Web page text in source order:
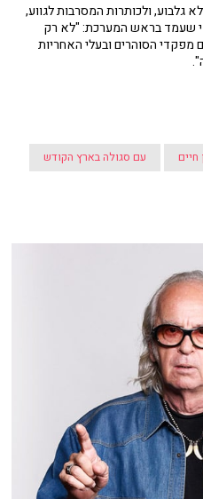
גלבוע, ולכותרות המסרבות לגווע,
שעמד בראש המערכת: "לא רק
מפקדי הסוהרים ובעלי האחריות
חיים
עם סגולה בארץ הקודש